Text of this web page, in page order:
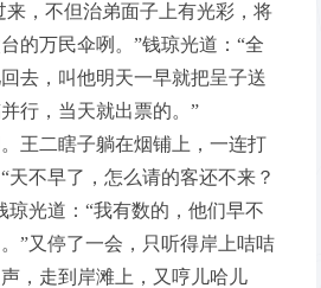
来，不但治弟面子上有光彩，将
的万民伞咧。”钱琼光道：“全
去，叫他明天一早就把呈子送
行，当天就出票的。”
王二瞎子躺在烟铺上，一连打
天不早了，怎么请的客还不来？
琼光道：“我有数的，他们早不
”又停了一会，只听得岸上咭咭
，走到岸滩上，又哼儿哈儿